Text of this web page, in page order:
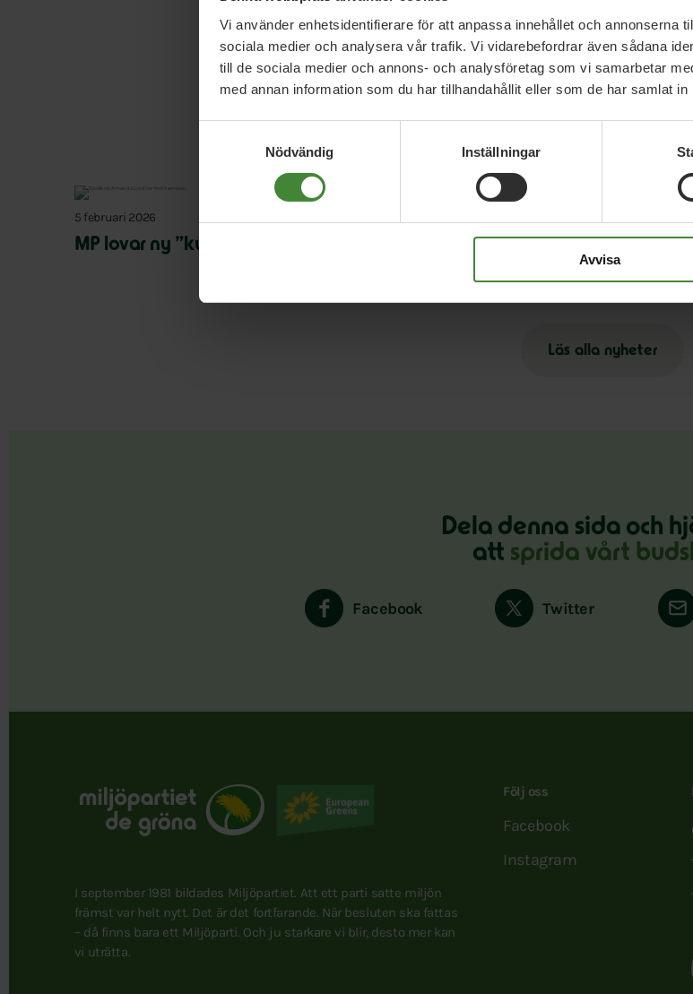
Vi använder enhetsidentifierare för att anpassa innehållet och annonserna
sociala medier och analysera vår trafik. Vi vidarebefordrar även sådana
till de sociala medier och annons- och analysföretag som vi samarbetar
med annan information som du har tillhandahållit eller som de har samlat
Nödvändig
Inställningar
Avvisa
Relaterade
5 februari 2026
MP lovar ny ”kulturell allemansrätt”
Regeringen sviker svensk film –
kulturministern lyser med sin
Läs alla nyheter
Dela denna sida och
att sprida vårt
Facebook Twitter
I september 1981 bildades Miljöpartiet. Att ett parti satte miljön
främst var helt nytt. Det är det fortfarande. När besluten ska fattas
– då finns bara ett Miljöparti. Och ju starkare vi blir, desto mer kan
vi uträtta.
Följ oss
Facebook
Instagram